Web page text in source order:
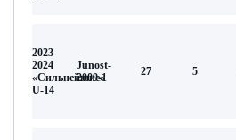
2023-
2024
«Сильнейшие»
U-14
Junost-
2009-1
27 5